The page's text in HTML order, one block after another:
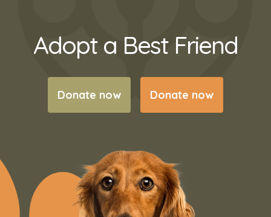
Donate now Donate now
Adopt a Best Friend